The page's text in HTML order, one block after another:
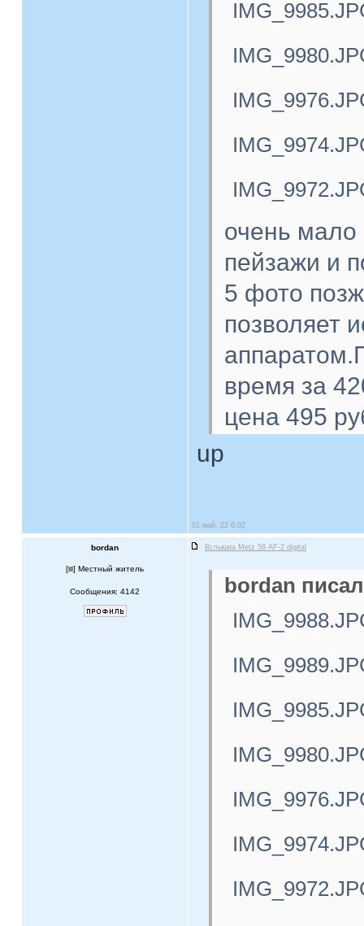
очень мало
пейзажи и
5 фото
позволяет
время за
цена 495
up
01 май, 22 6:02
bordan Вспышка Metz 58 AF-2 digital
[ ] Местный житель
Сообщения: 4142
bordan